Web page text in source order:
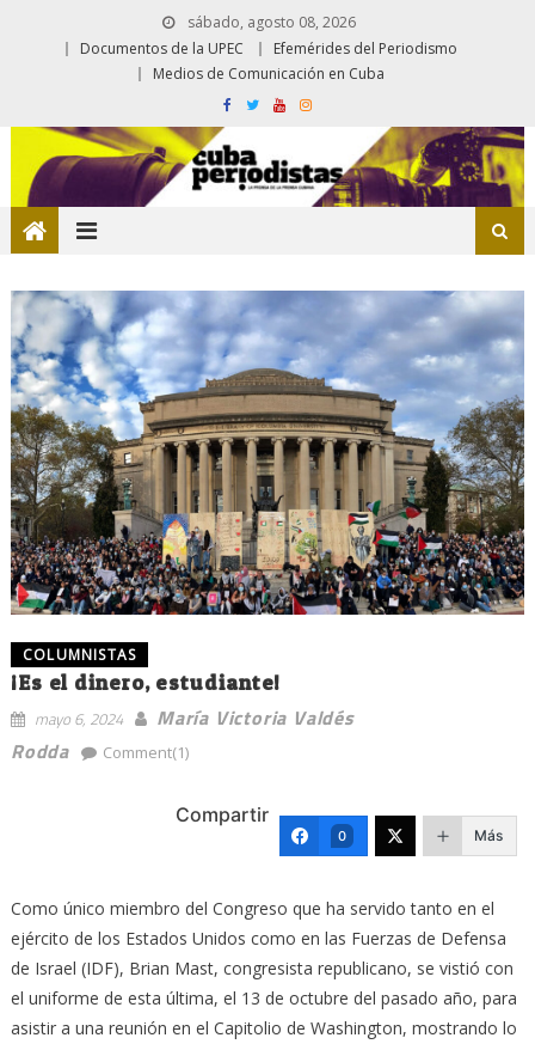
sábado, agosto 08, 2026
Documentos de la UPEC
Efemérides del Periodismo
Medios de Comunicación en Cuba
COLUMNISTAS
¡Es el dinero, estudiante!
mayo 6, 2024
María Victoria Valdés
Rodda
Comment(1)
Compartir
0 Más
Como único miembro del Congreso que ha servido tanto en el
ejército de los Estados Unidos como en las Fuerzas de Defensa
de Israel (IDF), Brian Mast, congresista republicano, se vistió con
el uniforme de esta última, el 13 de octubre del pasado año, para
asistir a una reunión en el Capitolio de Washington, mostrando lo